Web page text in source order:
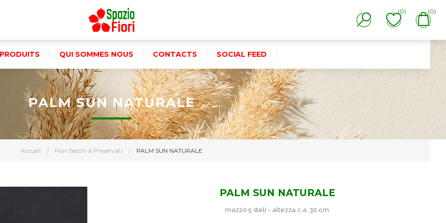
(0) (0)
QUI SOMMES NOUS CONTACTS SOCIAL FEED
Accueil / Fiori Secchi & Preservati / PALM SUN NATURALE
PALM SUN NATURALE
PALM SUN NATURALE
mazzo 5 steli - altezza c.a. 30 cm